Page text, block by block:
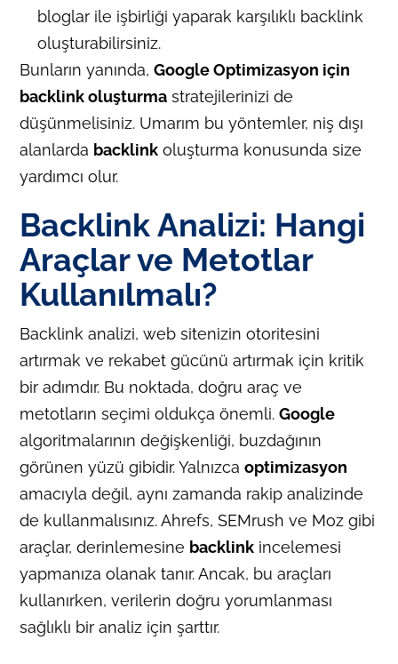
bloglar ile işbirliği yaparak karşılıklı backlink
oluşturabilirsiniz.
Bunların yanında,Google Optimizasyon için
backlink oluşturma stratejilerinizi de
düşünmelisiniz. Umarım bu yöntemler, niş dışı
alanlarda backlink oluşturma konusunda size
yardımcı olur.
Backlink Analizi: Hangi
Araçlar ve Metotlar
Kullanılmalı?
Backlink analizi, web sitenizin otoritesini
artırmak ve rekabet gücünü artırmak için kritik
bir adımdır. Bu noktada, doğru araç ve
metotların seçimi oldukça önemli.Google
algoritmalarının değişkenliği, buzdağının
görünen yüzü gibidir. Yalnızcaoptimizasyon
amacıyla değil, aynı zamanda rakip analizinde
de kullanmalısınız. Ahrefs, SEMrush ve Moz gibi
araçlar, derinlemesine backlink incelemesi
yapmanıza olanak tanır. Ancak, bu araçları
kullanırken, verilerin doğru yorumlanması
sağlıklı bir analiz için şarttır.